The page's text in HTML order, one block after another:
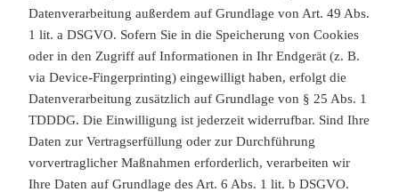
Datenverarbeitung außerdem auf Grundlage von Art. 49 Abs.
1 lit. a DSGVO. Sofern Sie in die Speicherung von Cookies
oder in den Zugriff auf Informationen in Ihr Endgerät (z. B.
via Device-Fingerprinting) eingewilligt haben, erfolgt die
Datenverarbeitung zusätzlich auf Grundlage von § 25 Abs. 1
TDDDG. Die Einwilligung ist jederzeit widerrufbar. Sind Ihre
Daten zur Vertragserfüllung oder zur Durchführung
vorvertraglicher Maßnahmen erforderlich, verarbeiten wir
Ihre Daten auf Grundlage des Art. 6 Abs. 1 lit. b DSGVO.